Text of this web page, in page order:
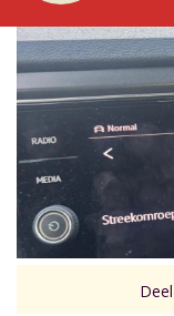
STRAKS:
De ochtend
6.00 - 12.00 uur
Vorig uur